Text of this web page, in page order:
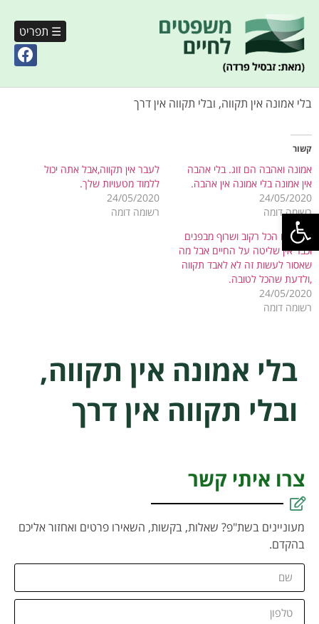
פתח סרגל נגישות
☰ תפריט
בלי אמונה אין תקווה, ובלי תקווה אין דרך
קשור
אמונה ואהבה הם זוג. בלי אהבה
אין אמונה בלי אמונה אין אהבה.
24/05/2020
רשומה דומה
לעבר אין תקווה,אבל אתה יכול
ללמוד מטעויות שלך.
24/05/2020
רשומה דומה
לפעמים הכל רקוב ושרוף מבפנים
וכבר אין שליטה על החיים אבל מה
שאסור לעשות זה לא לאבד תקווה
,ולדעת שהכל לטובה.
24/05/2020
רשומה דומה
בלי אמונה אין תקווה,
ובלי תקווה אין דרך
צרו איתי קשר
מעוניינים בשת"פ? שאלות, בקשות, השאירו פרטים ואחזור אליכם
בהקדם.